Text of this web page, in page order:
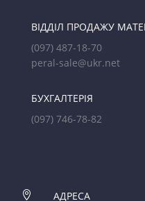
ВІДДІЛ ПРОДАЖУ
(097) 487-18-70
peral-sale@ukr.net
БУХГАЛТЕРІЯ
(097) 746-78-82

АДРЕСА